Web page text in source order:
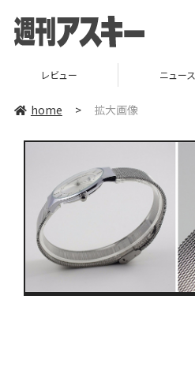
レビュー ニュース
home > 拡大画像